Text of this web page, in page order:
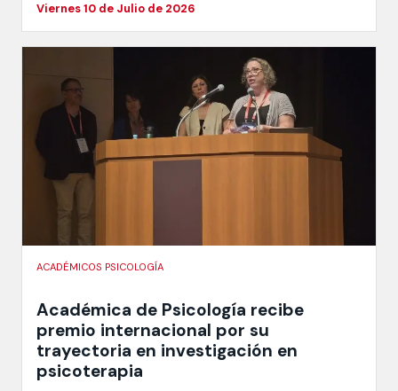
Viernes 10 de Julio de 2026
ACADÉMICOS PSICOLOGÍA
Académica de Psicología recibe
premio internacional por su
trayectoria en investigación en
psicoterapia